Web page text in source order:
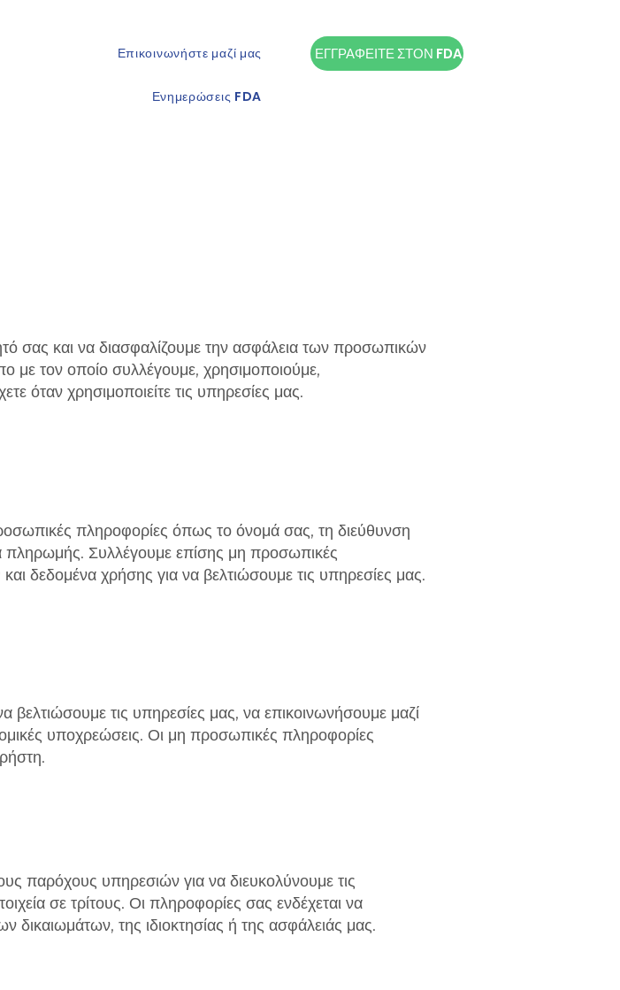
Επικοινωνήστε μαζί μας
Ενημερώσεις FDA
ΕΓΓΡΑΦΕΙΤΕ ΣΤΟΝ FDA
σας και να διασφαλίζουμε την ασφάλεια των προσωπικών
με τον οποίο συλλέγουμε, χρησιμοποιούμε,
όταν χρησιμοποιείτε τις υπηρεσίες μας.
πληροφορίες όπως το όνομά σας, τη διεύθυνση
πληρωμής. Συλλέγουμε επίσης μη προσωπικές
δεδομένα χρήσης για να βελτιώσουμε τις υπηρεσίες μας.
τις υπηρεσίες μας, να επικοινωνήσουμε μαζί
υποχρεώσεις. Οι μη προσωπικές πληροφορίες
παρόχους υπηρεσιών για να διευκολύνουμε τις
σε τρίτους. Οι πληροφορίες σας ενδέχεται να
της ιδιοκτησίας ή της ασφάλειάς μας.